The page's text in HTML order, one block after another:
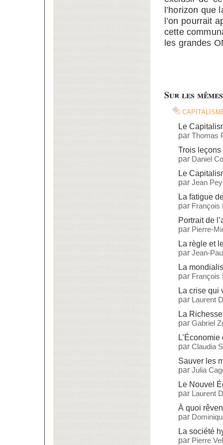
l’horizon
l’on pourrait
cette
les grandes
Sur les
Le
par Thomas
Trois
par Daniel
Le
par Jean
La fatigue
par François
Portrait de
par Pierre-
La règle et
par Jean-
La
par François
La crise qui
par Laurent
La
par Gabriel
par Claudia
Sauver les
par Julia
Le Nouvel
par Laurent
À quoi
par
La société
par Pierre